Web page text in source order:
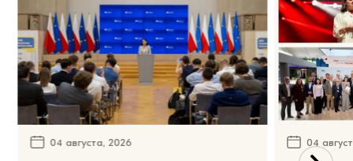
04 августа, 2026 04